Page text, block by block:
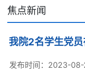
焦点新闻
我院2名学生党
发布时间：2023-